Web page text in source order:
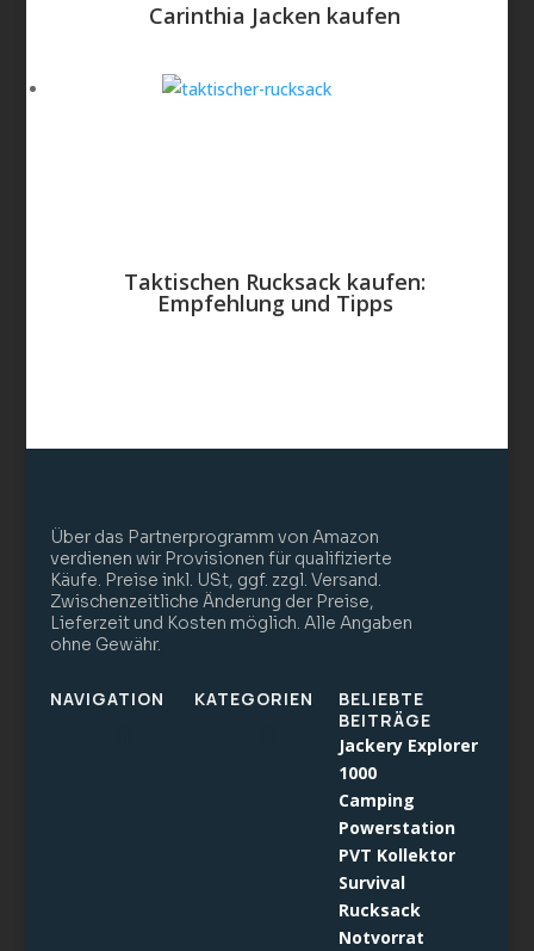
Carinthia Jacken kaufen
Taktischen Rucksack kaufen:
Empfehlung und Tipps
Über das Partnerprogramm von Amazon
verdienen wir Provisionen für qualifizierte
Käufe. Preise inkl. USt, ggf. zzgl. Versand.
Zwischenzeitliche Änderung der Preise,
Lieferzeit und Kosten möglich. Alle Angaben
ohne Gewähr.
NAVIGATION KATEGORIEN
BELIEBTE
BEITRÄGE
Jackery Explorer
1000
Camping
Powerstation
PVT Kollektor
Survival
Rucksack
Notvorrat